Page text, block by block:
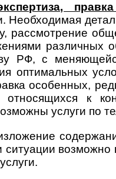
Необхо­димая
рассмот­рение
различных
РФ, с
оптимальных
особенных,
относящихся к
услуги по
возможно